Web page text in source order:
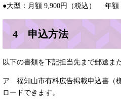
●大型：月額 9,900円（税込） 年額
4 申込方法
以下の書類を下記担当先まで郵送ま
ア 福知山市有料広告掲載申込書
ロードできます。